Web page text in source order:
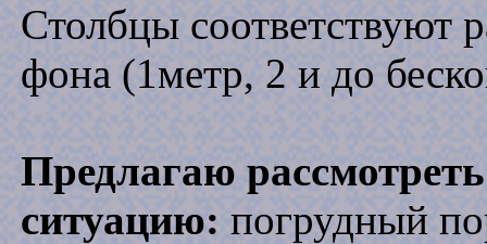
Столбцы соответствуют
фона (1метр, 2 и до
Предлагаю
ситуацию: погрудный